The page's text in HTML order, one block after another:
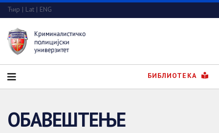
Ћир | Lat | ENG
БИБЛИОТЕКА
ОБАВЕШТЕЊЕ